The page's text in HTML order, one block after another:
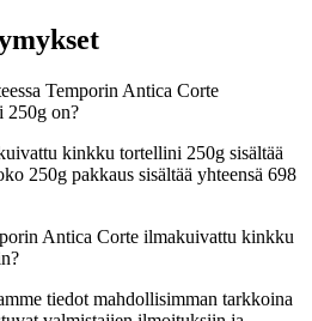
Temporin Antica Corte
250g on?
kinkku tortellini 250g sisältää
250g pakkaus sisältää yhteensä 698
Antica Corte ilmakuivattu kinkku
tiedot mahdollisimman tarkkoina